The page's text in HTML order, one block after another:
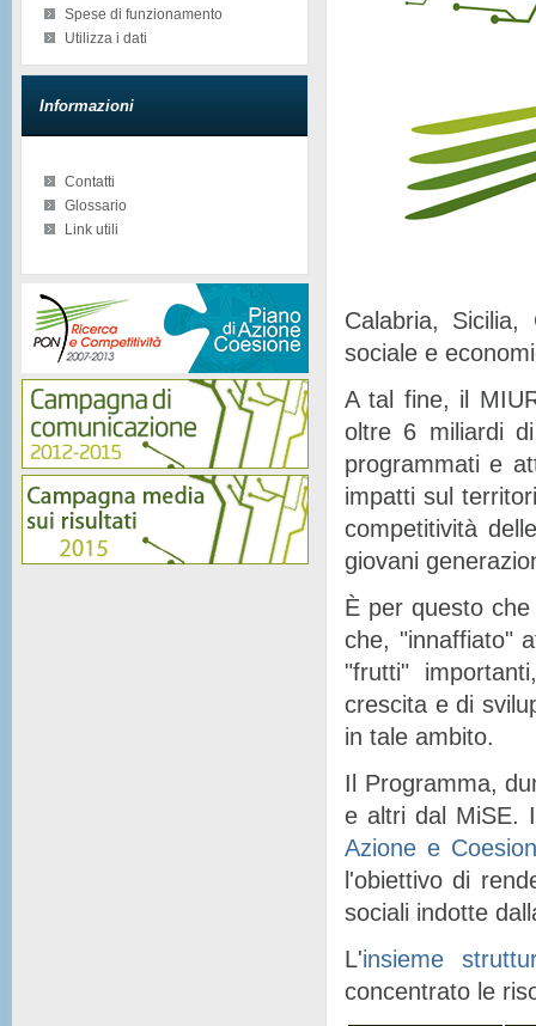
Spese di funzionamento
Utilizza i dati
Informazioni
Contatti
Glossario
Link utili
Calabria, Sicilia,
sociale e
A tal fine, il
oltre 6 miliardi
programmati e
impatti sul
competitività
giovani
È per questo
che, "innaffiato"
"frutti"
crescita e di
in tale ambito.
Il Programma,
e altri dal MiSE.
Azione e
l'obiettivo di
sociali indotte
L'insieme
concentrato le